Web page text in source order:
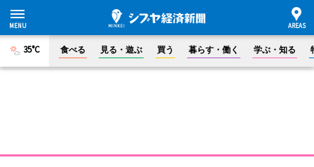
35°C 食べる 見る・遊ぶ 買う 暮らす・働く 学ぶ・知る